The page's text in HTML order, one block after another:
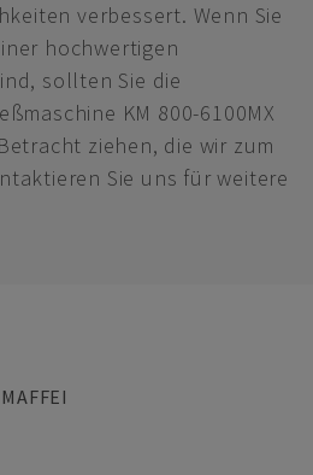
verbessert. Wenn Sie
hochwertigen
sollten Sie die
KM 800-6100MX
ziehen, die wir zum
Sie uns für weitere